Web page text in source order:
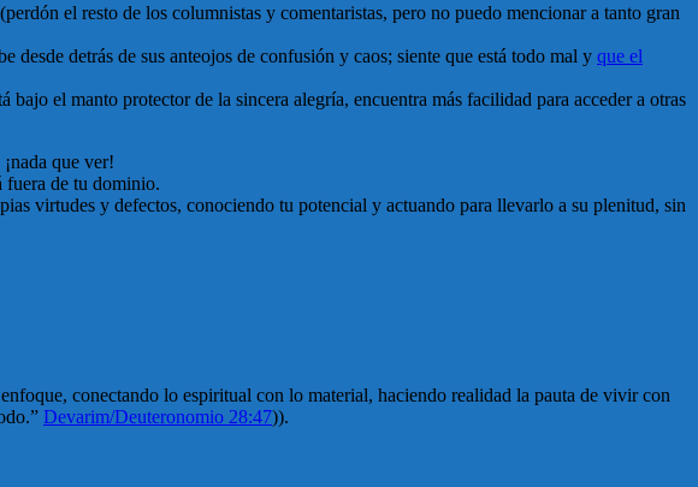
el resto de los columnistas y comentaristas, pero no puedo mencionar a tanto gran
detrás de sus anteojos de confusión y caos; siente que está todo mal y que el
el manto protector de la sincera alegría, encuentra más facilidad para acceder a otras
que ver!
fuera de tu dominio.
virtudes y defectos, conociendo tu potencial y actuando para llevarlo a su plenitud, sin
conectando lo espiritual con lo material, haciendo realidad la pauta de vivir con
Devarim/Deuteronomio 28:47)).